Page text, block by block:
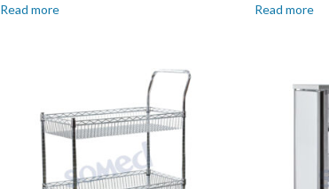
Read more Read more